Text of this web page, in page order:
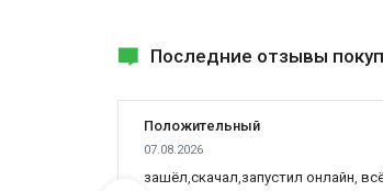
Последние отзывы
Положительный
07.08.2026
зашёл,скачал,запустил онлайн,